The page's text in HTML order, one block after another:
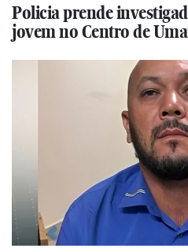
Policia prende
jovem no Centro de